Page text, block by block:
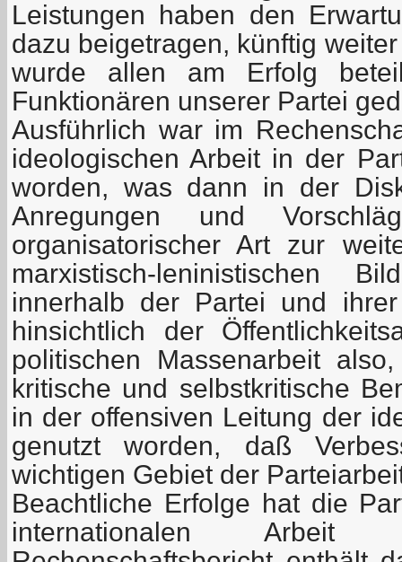
Leistungen haben den
dazu beigetragen, künftig
wurde allen am Erfolg
Funktionären unserer Partei
Ausführlich war im
ideologischen Arbeit in der
worden, was dann in der
Anregungen und
organisatorischer Art zur
marxistisch-leninistischen
innerhalb der Partei und
hinsichtlich der
politischen Massenarbeit
kritische und selbstkritische
in der offensiven Leitung der
genutzt worden, daß
wichtigen Gebiet der
Beachtliche Erfolge hat die
internationalen Arbeit